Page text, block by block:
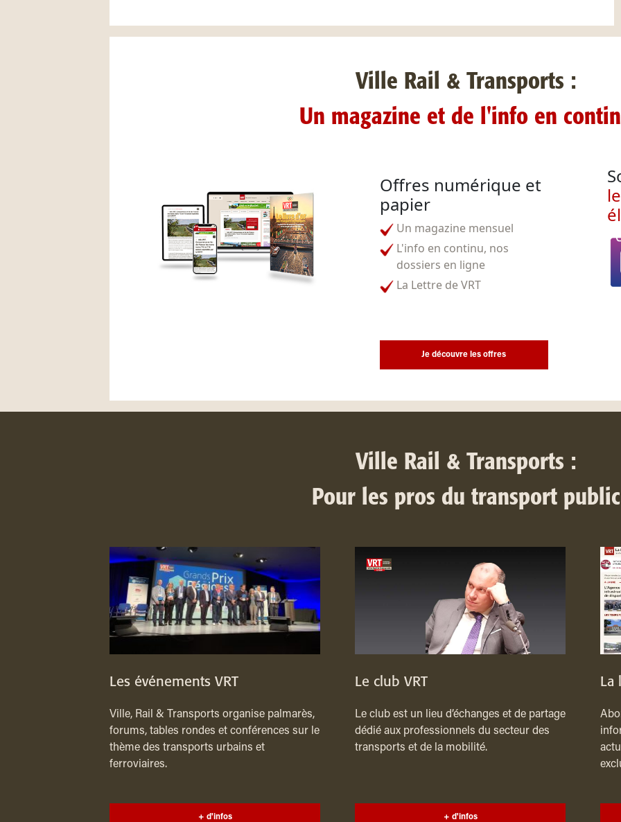
Ville Rail & Transports :
Un magazine et de l'info en
Offres numérique et
papier
Un magazine mensuel
L'info en continu, nos
dossiers en ligne
La Lettre de VRT
Je découvre les offres
Ville Rail & Transports :
Pour les pros du transport public
Les événements VRT
Ville, Rail & Transports organise palmarès,
forums, tables rondes et conférences sur le
thème des transports urbains et
ferroviaires.
+ d'infos
Le club VRT
Le club est un lieu d’échanges et de partage
dédié aux professionnels du secteur des
transports et de la mobilité.
+ d'infos
La